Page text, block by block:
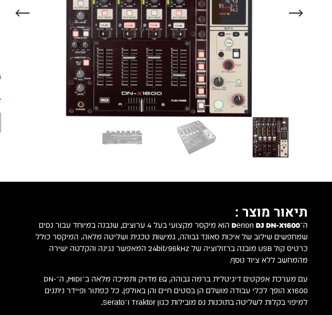
תיאור מוצר :
ה־Denon DJ DN-X1600
הוא מיקסר מקצועי בעל 4 ערוצים, שנבנה במיוחד עבור DJים
שמחפשים שילוב של איכות סאונד גבוהה, גמישות טכנית ושליטה מלאה. המיקסר כולל
כרטיס קול USB מובנה ברזולוציה של 24bit/96kHz המאפשר נגינה והקלטה ישירה
מהמחשב ללא ציוד נוסף.
עם מערכת אפקטים דיגיטלית ברמה גבוהה, EQ מדויק ותמיכה מלאה ב־MIDI, ה־DN-
X1600 הופך לכלי עבודה מושלם הן בסטים חיים והן באולפן. כל כפתור ופיידר ניתנים
למיפוי בקלות לשליטה בתוכנות DJ מובילות כגון Traktor ו־Serato.